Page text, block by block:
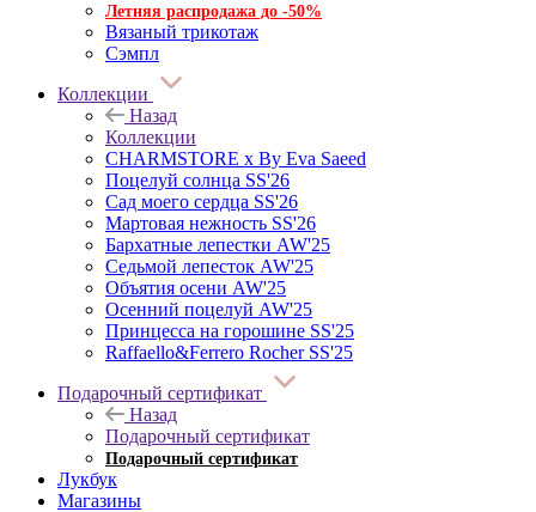
Летняя распродажа до -50%
Вязаный трикотаж
Сэмпл
Коллекции
Назад
Коллекции
CHARMSTORE х By Eva Saeed
Поцелуй солнца SS'26
Сад моего сердца SS'26
Мартовая нежность SS'26
Бархатные лепестки AW'25
Седьмой лепесток AW'25
Объятия осени AW'25
Осенний поцелуй AW'25
Принцесса на горошине SS'25
Raffaello&Ferrero Rocher SS'25
Подарочный сертификат
Назад
Подарочный сертификат
Подарочный сертификат
Лукбук
Магазины